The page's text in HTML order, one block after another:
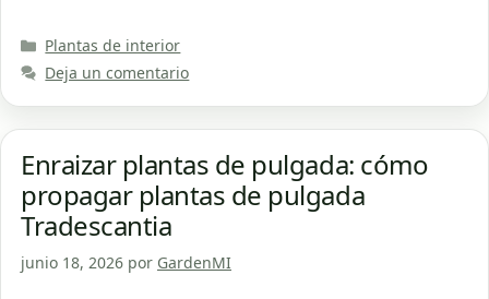
Categorías
Plantas de interior
Deja un comentario
Enraizar plantas de pulgada: cómo
propagar plantas de pulgada
Tradescantia
junio 18, 2026 por GardenMI